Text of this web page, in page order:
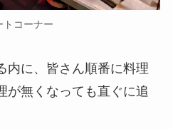
トコーナー
内に、皆さん順番に料理
が無くなっても直ぐに追